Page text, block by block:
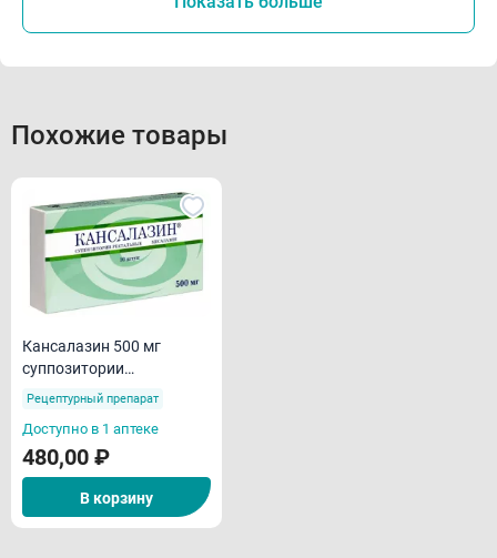
Похожие товары
Кансалазин 500 мг
суппозитории
ректальные N10
Рецептурный препарат
Доступно в 1 аптеке
480,00 ₽
В корзину